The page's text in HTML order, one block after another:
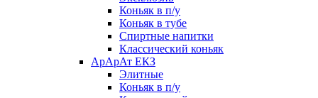
Коньяк в п/у
Коньяк в тубе
Спиртные напитки
Классический коньяк
АрАрАт ЕКЗ
Элитные
Коньяк в п/у